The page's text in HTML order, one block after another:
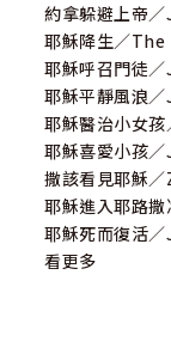
約拿躲避上帝
耶穌降生／
耶穌呼召門徒
耶穌平靜風浪
耶穌醫治小女
耶穌喜愛小孩
撒該看見耶穌
耶穌進入耶路
耶穌死而復活
看更多